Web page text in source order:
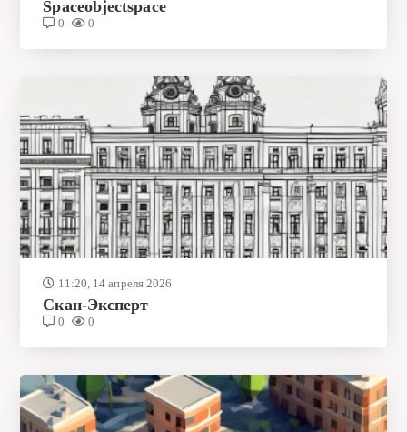
Spaceobjectspace
0 0
11:20, 14 апреля 2026
Скан-Эксперт
0 0